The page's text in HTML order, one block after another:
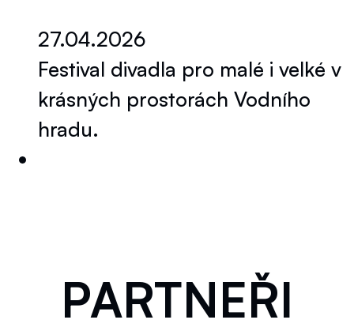
27.04.2026
Festival divadla pro malé i velké v
krásných prostorách Vodního
hradu.
PARTNEŘI